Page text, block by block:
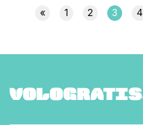
insieme a noi alla scoperta
« 1 2 3 4